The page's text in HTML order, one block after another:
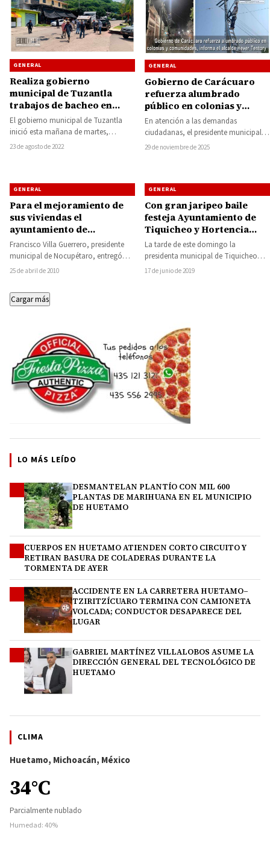
GENERAL
Realiza gobierno
municipal de Tuzantla
trabajos de bacheo en
carretera federal
Zitácuaro-Huetamo
El gobierno municipal de Tuzantla
inició esta mañana de martes,
trabajos de bacheo en la carretera
23 de agosto de 2022
GENERAL
Gobierno de Carácuaro
refuerza alumbrado
público en colonias y
comunidades, informa el
alcalde Hever Tentory
En atención a las demandas
ciudadanas, el presidente municipal
Hever Tentory García, informó que se
29 de noviembre de 2025
GENERAL
Para el mejoramiento de
sus viviendas el
ayuntamiento de
Nocupétaro entregó
material de construcción a
familias
Francisco Villa Guerrero, presidente
municipal de Nocupétaro, entregó
cemento, que a través de su gestión
25 de abril de 2010
GENERAL
Con gran jaripeo baile
festeja Ayuntamiento de
Tiquicheo y Hortencia
Sánchez el Día del Padre
La tarde de este domingo la
presidenta municipal de Tiquicheo
Hortencia Sánchez Rodríguez, en
17 de junio de 2019
Cargar más
LO MÁS LEÍDO
DESMANTELAN PLANTÍO CON MIL 600
PLANTAS DE MARIHUANA EN EL MUNICIPIO
DE HUETAMO
CUERPOS EN HUETAMO ATIENDEN CORTO CIRCUITO Y
RETIRAN BASURA DE COLADERAS DURANTE LA
TORMENTA DE AYER
ACCIDENTE EN LA CARRETERA HUETAMO–
TZIRITZÍCUARO TERMINA CON CAMIONETA
VOLCADA; CONDUCTOR DESAPARECE DEL
LUGAR
GABRIEL MARTÍNEZ VILLALOBOS ASUME LA
DIRECCIÓN GENERAL DEL TECNOLÓGICO DE
HUETAMO
CLIMA
Huetamo, Michoacán, México
34°C
Parcialmente nublado
Humedad: 40%